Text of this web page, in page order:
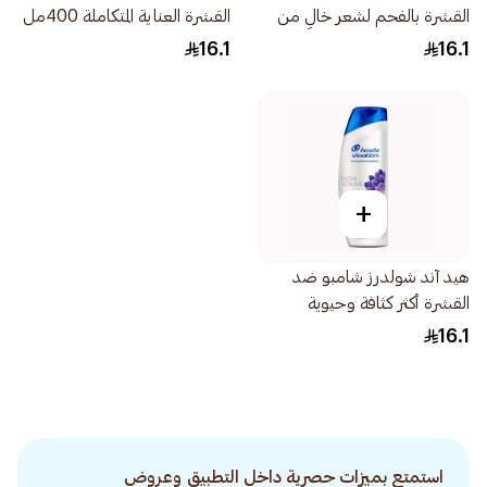
القشرة بالفحم لشعر خالٍ من
القشرة 400مل
16.1
القشرة العناية المتكاملة 400مل
16.1
+
هيد آند شولدرز شامبو ضد
القشرة أكثر كثافة وحيوية
400مل
16.1
استمتع بميزات حصرية داخل التطبيق وعروض